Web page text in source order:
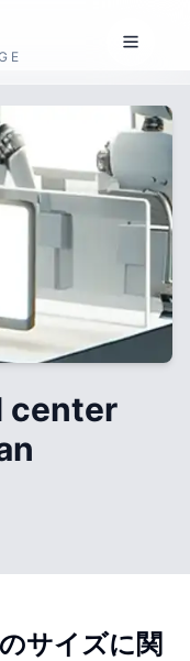
center
サイズに関